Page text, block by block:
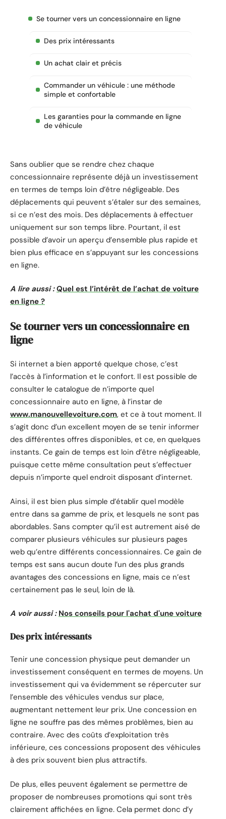
Se tourner vers un concessionnaire en ligne
Des prix intéressants
Un achat clair et précis
Commander un véhicule : une méthode
simple et confortable
Les garanties pour la commande en ligne
de véhicule
Sans oublier que se rendre chez chaque
concessionnaire représente déjà un investissement
en termes de temps loin d’être négligeable. Des
déplacements qui peuvent s’étaler sur des semaines,
si ce n’est des mois. Des déplacements à effectuer
uniquement sur son temps libre. Pourtant, il est
possible d’avoir un aperçu d’ensemble plus rapide et
bien plus efficace en s’appuyant sur les concessions
en ligne.
A lire aussi : Quel est l’intérêt de l’achat de voiture
en ligne ?
Se tourner vers un concessionnaire en
ligne
Si internet a bien apporté quelque chose, c’est
l’accès à l’information et le confort. Il est possible de
consulter le catalogue de n’importe quel
concessionnaire auto en ligne, à l’instar de
www.manouvellevoiture.com, et ce à tout moment. Il
s’agit donc d’un excellent moyen de se tenir informer
des différentes offres disponibles, et ce, en quelques
instants. Ce gain de temps est loin d’être négligeable,
puisque cette même consultation peut s’effectuer
depuis n’importe quel endroit disposant d’internet.
Ainsi, il est bien plus simple d’établir quel modèle
entre dans sa gamme de prix, et lesquels ne sont pas
abordables. Sans compter qu’il est autrement aisé de
comparer plusieurs véhicules sur plusieurs pages
web qu’entre différents concessionnaires. Ce gain de
temps est sans aucun doute l’un des plus grands
avantages des concessions en ligne, mais ce n’est
certainement pas le seul, loin de là.
A voir aussi : Nos conseils pour l'achat d'une voiture
Des prix intéressants
Tenir une concession physique peut demander un
investissement conséquent en termes de moyens. Un
investissement qui va évidemment se répercuter sur
l’ensemble des véhicules vendus sur place,
augmentant nettement leur prix. Une concession en
ligne ne souffre pas des mêmes problèmes, bien au
contraire. Avec des coûts d’exploitation très
inférieure, ces concessions proposent des véhicules
à des prix souvent bien plus attractifs.
De plus, elles peuvent également se permettre de
proposer de nombreuses promotions qui sont très
clairement affichées en ligne. Cela permet donc d’y